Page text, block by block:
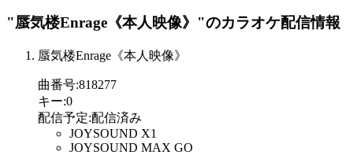
"蜃気楼Enrage《本人映像》"のカラオケ配信情報
蜃気楼Enrage《本人映像》
曲番号:818277
キー:0
配信予定:配信済み
JOYSOUND X1
JOYSOUND MAX GO